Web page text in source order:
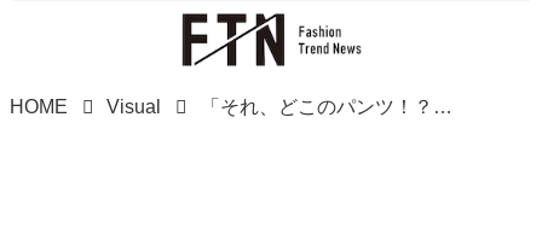
HOME Visual 「それ、どこのパンツ！？」→【しまむら】なんです！ シルエット抜群♡「高見えカーブデニム」